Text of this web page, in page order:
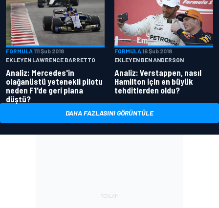
FORMULA 111 Şub 2018
EKLEYEN LAWRENCE BARRETTO
Analiz: Mercedes'in
olağanüstü yetenekli pilotu
neden F1'de geri plana
düştü?
FORMULA 16 Şub 2018
EKLEYEN BEN ANDERSON
Analiz: Verstappen, nasıl
Hamilton için en büyük
tehditlerden oldu?
DAHA FAZLASINI GÖRÜNTÜLE